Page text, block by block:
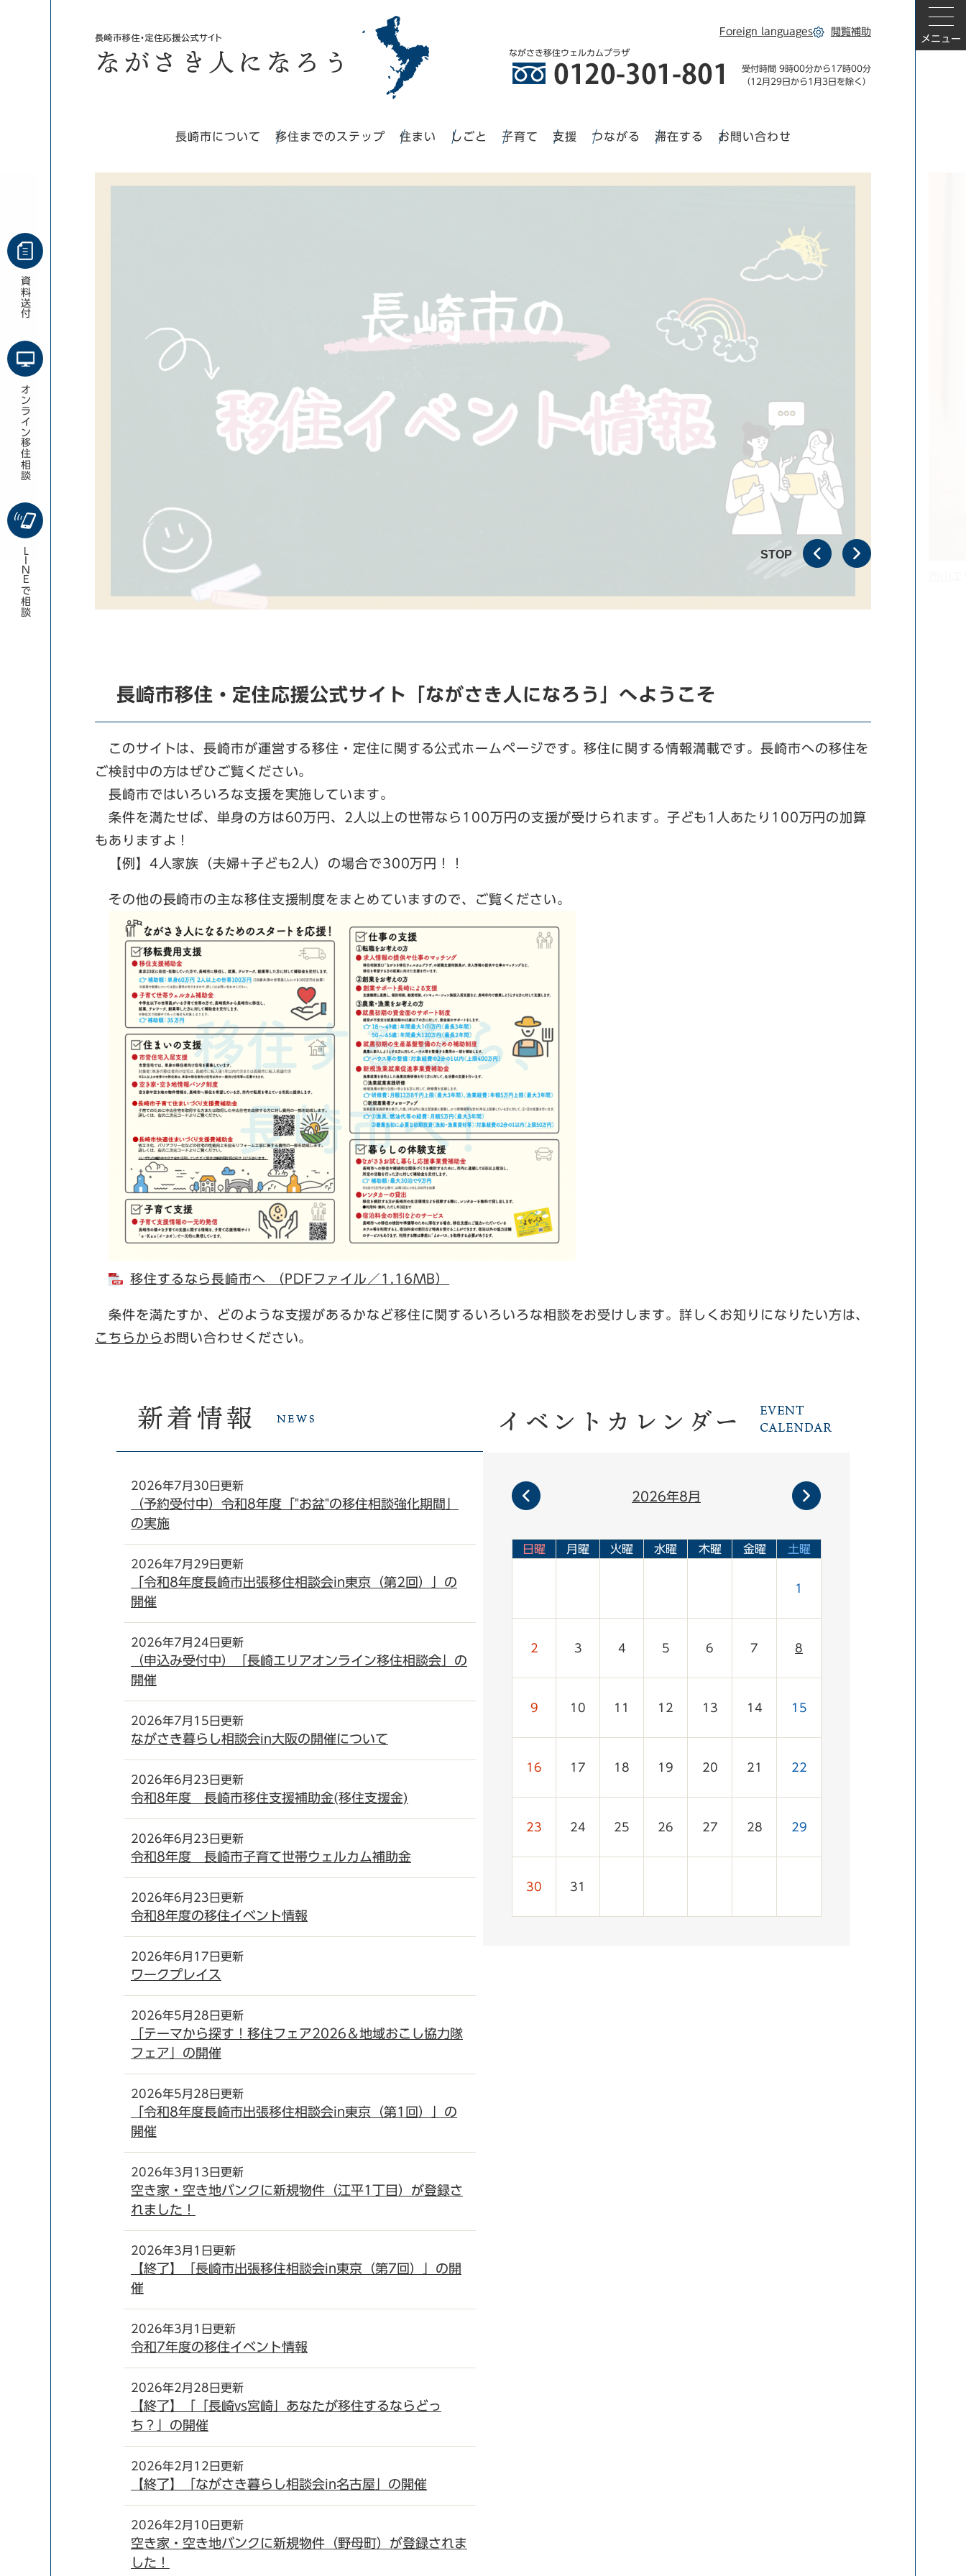
Foreign languages 閲覧補助
メニュー
ながさき移住ウェルカムプラザ
受付時間 9時00分から17時00分
（12月29日から1月3日を除く）
長崎市について 移住までのステップ 住まい しごと 子育て 支援 つながる 滞在する お問い合わせ
STOP
長崎市移住・定住応援公式サイト「ながさき人になろう」へようこそ
このサイトは、長崎市が運営する移住・定住に関する公式ホームページです。移住に関する情報満載です。長崎市への移住を
ご検討中の方はぜひご覧ください。
長崎市ではいろいろな支援を実施しています。
条件を満たせば、単身の方は60万円、2人以上の世帯なら100万円の支援が受けられます。子ども1人あたり100万円の加算
もありますよ！
【例】4人家族（夫婦+子ども2人）の場合で300万円！！
その他の長崎市の主な移住支援制度をまとめていますので、ご覧ください。
移住するなら長崎市へ （PDFファイル／1.16MB）
条件を満たすか、どのような支援があるかなど移住に関するいろいろな相談をお受けします。詳しくお知りになりたい方は、
こちらから お問い合わせください。
2026年7月30日更新
（予約受付中）令和8年度「"お盆"の移住相談強化期間」
の実施
2026年7月29日更新
「令和8年度長崎市出張移住相談会in東京（第2回）」の
開催
2026年7月24日更新
（申込み受付中）「長崎エリアオンライン移住相談会」の
開催
2026年7月15日更新
ながさき暮らし相談会in大阪の開催について
2026年6月23日更新
令和8年度 長崎市移住支援補助金(移住支援金)
2026年6月23日更新
令和8年度 長崎市子育て世帯ウェルカム補助金
2026年6月23日更新
令和8年度の移住イベント情報
2026年6月17日更新
ワークプレイス
2026年5月28日更新
「テーマから探す！移住フェア2026＆地域おこし協力隊
フェア」の開催
2026年5月28日更新
「令和8年度長崎市出張移住相談会in東京（第1回）」の
開催
2026年3月13日更新
空き家・空き地バンクに新規物件（江平1丁目）が登録さ
れました！
2026年3月1日更新
【終了】「長崎市出張移住相談会in東京（第7回）」の開
催
2026年3月1日更新
令和7年度の移住イベント情報
2026年2月28日更新
【終了】「「長崎vs宮崎」あなたが移住するならどっ
ち？」の開催
2026年2月12日更新
【終了】「ながさき暮らし相談会in名古屋」の開催
2026年2月10日更新
空き家・空き地バンクに新規物件（野母町）が登録されま
した！
2026年8月
レ
日曜 月曜 火曜 水曜 木曜 金曜 土曜
1
2 3 4 5 6 7 8
9 10 11 12 13 14 15
16 17 18 19 20 21 22
23 24 25 26 27 28 29
30 31
資料
送付
オンライン移住相談
LINE
で相談